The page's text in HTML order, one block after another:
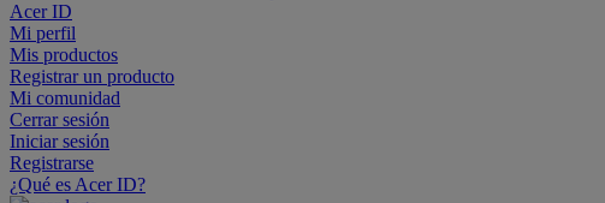
Acer ID
Mi perfil
Mis productos
Registrar un producto
Mi comunidad
Cerrar sesión
Iniciar sesión
Registrarse
¿Qué es Acer ID?